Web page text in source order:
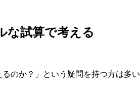
な試算で考える
のか？」という疑問を持つ方は多